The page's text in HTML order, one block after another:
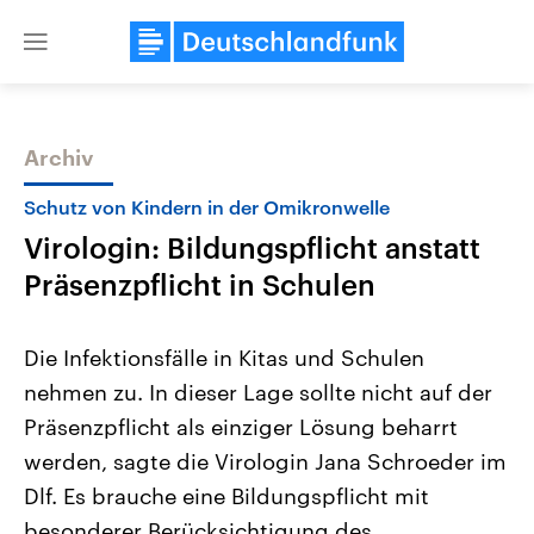
Close
Themen
Landtagswahl Sachsen-Anhalt
2026
Alle Informationen
Sachsen-Anhalt wählt am 6.
September 2026 einen neuen
Landtag. Seit 2021 wird das
Bundesland von einer Koalition aus
USA
Aktuelle Beiträge,
Hintergründe
Wirtschaftlich und
gehören die Vereinigten
den mächtigsten Ländern
mit großem Einfluss auf
Archiv
Schutz von Kindern in der Omikronwelle
Virologin: Bildungspflicht anstatt
Präsenzpflicht in Schulen
Die Infektionsfälle in Kitas und Schulen
nehmen zu. In dieser Lage sollte nicht auf der
Präsenzpflicht als einziger Lösung beharrt
werden, sagte die Virologin Jana Schroeder im
Dlf. Es brauche eine Bildungspflicht mit